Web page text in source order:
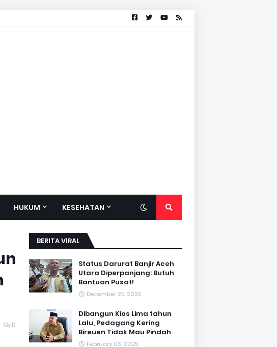
HUKUM KESEHATAN
0
BERITA VIRAL
Status Darurat Banjir Aceh
Utara Diperpanjang: Butuh
Bantuan Pusat!
December 25, 2025
Dibangun Kios Lima tahun
Lalu, Pedagang Kering
Bireuen Tidak Mau Pindah
February 03, 2025